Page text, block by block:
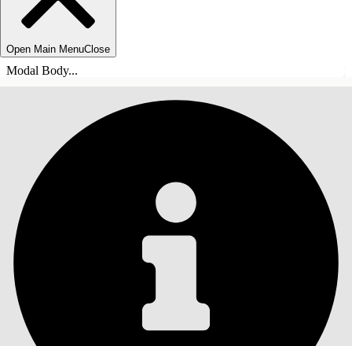
Open Main MenuClose
Modal Body...
目錄